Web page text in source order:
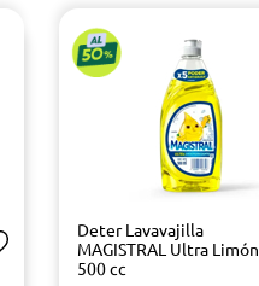
Deter Lavavajilla
MAGISTRAL Ultra Limón
500 cc